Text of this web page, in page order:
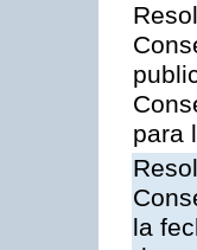
para
la